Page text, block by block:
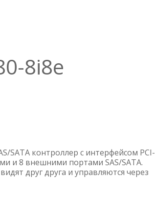
8i8e
SATA контроллер с интерфейсом PCI-
и 8 внешними портами SAS/SATA.
друг друга и управляются через